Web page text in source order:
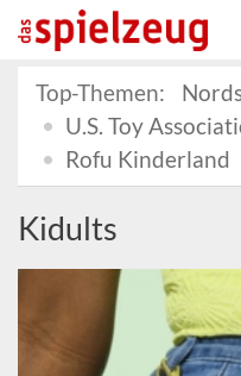
Top-Themen:
U.S. Toy
Rofu Kinderland
Kidults